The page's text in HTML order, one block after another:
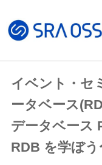
製品・サービス一覧
サポートサービス
コンサルティング
パッケージ製品
イベント・セ
ータベース
データベース
RDB を学ぼう